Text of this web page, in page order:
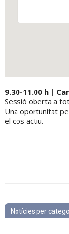
View
9.30-11.00 h |
Sessió oberta a
Una oportunitat
el cos actiu.
Notícies per
Notícies